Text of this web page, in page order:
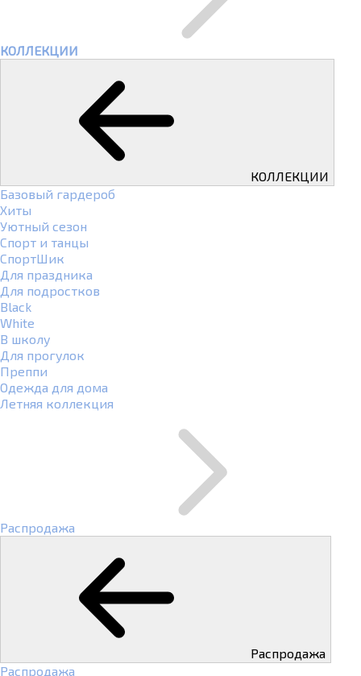
КОЛЛЕКЦИИ
КОЛЛЕКЦИИ
Базовый гардероб
Хиты
Уютный сезон
Спорт и танцы
СпортШик
Для праздника
Для подростков
Black
White
В школу
Для прогулок
Преппи
Одежда для дома
Летняя коллекция
Распродажа
Распродажа
Распродажа